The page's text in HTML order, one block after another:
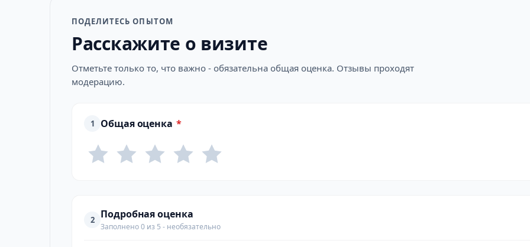
ПОДЕЛИТЕСЬ ОПЫТОМ
Расскажите о визите
Отметьте только то, что важно - обязательна общая оценка. Отзывы проходят
модерацию.
1 Общая оценка *
2 Подробная оценка
Заполнено 0 из 5 - необязательно